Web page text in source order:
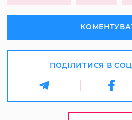
ПОДІЛИТИСЯ В